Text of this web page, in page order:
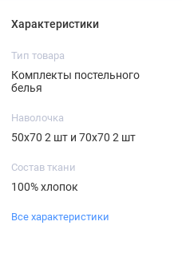
Характеристики
Тип товара
Комплекты постельного
белья
Наволочка
50х70 2 шт и 70х70 2 шт
Состав ткани
100% хлопок
Все характеристики